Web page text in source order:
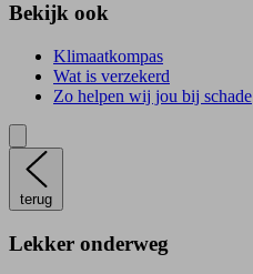
Bekijk ook
Klimaatkompas
Wat is verzekerd
Zo helpen wij jou bij schade
terug
Lekker onderweg